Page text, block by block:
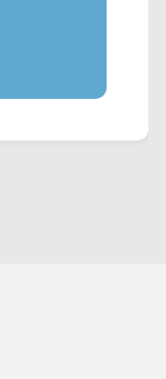
Av.
Pague